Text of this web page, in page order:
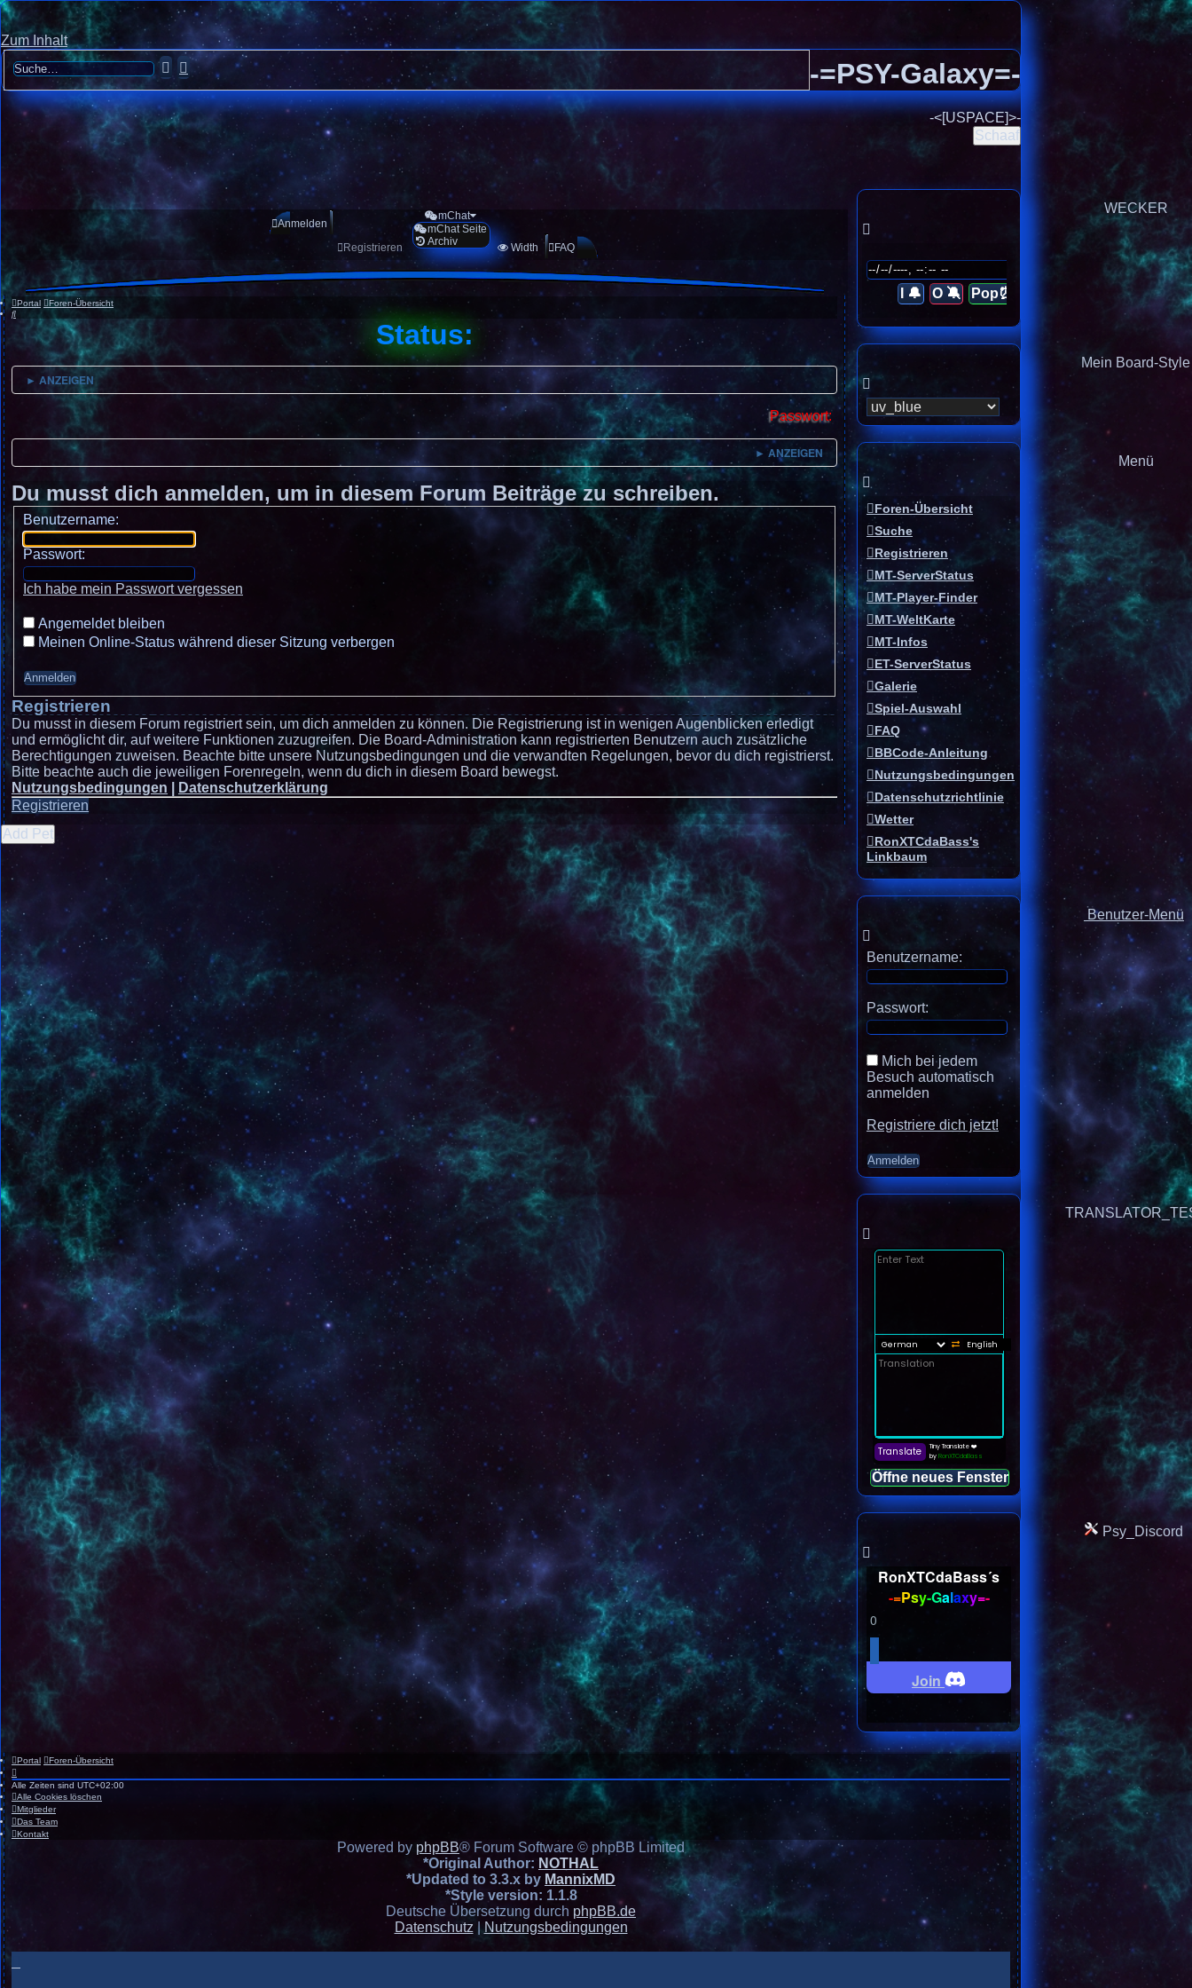
-=PSY-Galaxy=-
-<[USPACE]>-
Schaaf
Zum Inhalt
Suche
Erweiterte
Suche
Anmelden
Registrieren
mChat
mChat Seite
Archiv
Width FAQ
Portal
Foren-Übersicht
Suche
Status:
► ANZEIGEN
Passwort:
► ANZEIGEN
Du musst dich anmelden, um in diesem Forum Beiträge zu schreiben.
Benutzername:
Passwort:
Ich habe mein Passwort vergessen
Angemeldet bleiben
Meinen Online-Status während dieser Sitzung verbergen
Registrieren
Du musst in diesem Forum registriert sein, um dich anmelden zu können. Die Registrierung ist in wenigen Augenblicken erledigt
und ermöglicht dir, auf weitere Funktionen zuzugreifen. Die Board-Administration kann registrierten Benutzern auch zusätzliche
Berechtigungen zuweisen. Beachte bitte unsere Nutzungsbedingungen und die verwandten Regelungen, bevor du dich registrierst.
Bitte beachte auch die jeweiligen Forenregeln, wenn du dich in diesem Board bewegst.
Nutzungsbedingungen
Datenschutzerklärung
Registrieren
Add Pet
WECKER
I 🔔 O 🔕 Pop⏰
Mein Board-Style
Menü
Foren-Übersicht
Suche
Registrieren
MT-ServerStatus
MT-Player-Finder
MT-WeltKarte
MT-Infos
ET-ServerStatus
Galerie
Spiel-Auswahl
FAQ
BBCode-Anleitung
Nutzungsbedingungen
Datenschutzrichtlinie
Wetter
RonXTCdaBass's
Linkbaum
Benutzer-Menü
Benutzername:
Passwort:
Mich bei jedem
Besuch automatisch
anmelden
Registriere dich jetzt!
Öffne neues Fenster
Psy_Discord
RonXTCdaBass´s
-=Psy-Galaxy=-
0
Join
Portal Foren-Übersicht
Alle Zeiten sind UTC+02:00
Alle Cookies löschen
Mitglieder
Das Team
Kontakt
Powered by phpBB® Forum Software © phpBB Limited
*Original Author: NOTHAL
*Updated to 3.3.x by MannixMD
*Style version: 1.1.8
Deutsche Übersetzung durch phpBB.de
Datenschutz |Nutzungsbedingungen